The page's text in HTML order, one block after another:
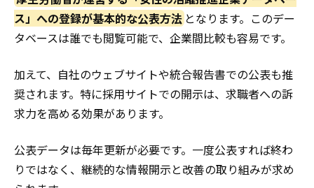
ス」への登録が基本的な公表方法 となります。このデー
タベースは誰でも閲覧可能で、企業間比較も容易です。
加えて、自社のウェブサイトや統合報告書での公表も推
奨されます。特に採用サイトでの開示は、求職者への訴
求力を高める効果があります。
公表データは毎年更新が必要です。一度公表すれば終わ
りではなく、継続的な情報開示と改善の取り組みが求め